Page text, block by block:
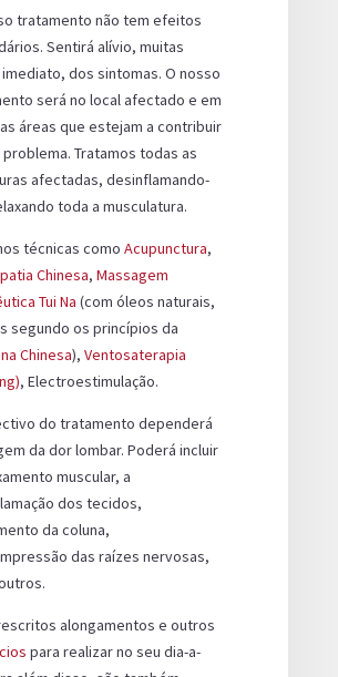
tratamento não tem efeitos
Sentirá alívio, muitas
dos sintomas. O nosso
será no local afectado e em
áreas que estejam a contribuir
Tratamos todas as
afectadas, desinflamando-
toda a musculatura.
técnicas como Acupunctura,
Chinesa, Massagem
Tui Na (com óleos naturais,
segundo os princípios da
Chinesa), Ventosaterapia
, Electroestimulação.
do tratamento dependerá
da dor lombar. Poderá incluir
muscular, a
dos tecidos,
da coluna,
das raízes nervosas,
alongamentos e outros
para realizar no seu dia-a-